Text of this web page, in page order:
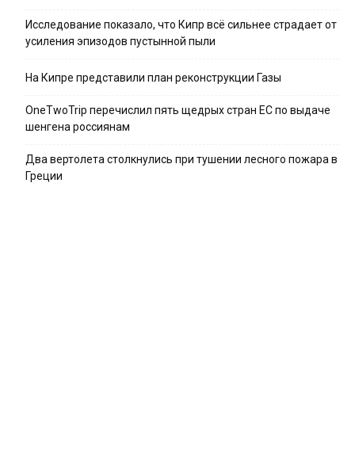
Исследование показало, что Кипр всё сильнее страдает от
усиления эпизодов пустынной пыли
На Кипре представили план реконструкции Газы
OneTwoTrip перечислил пять щедрых стран ЕС по выдаче
шенгена россиянам
Два вертолета столкнулись при тушении лесного пожара в
Греции